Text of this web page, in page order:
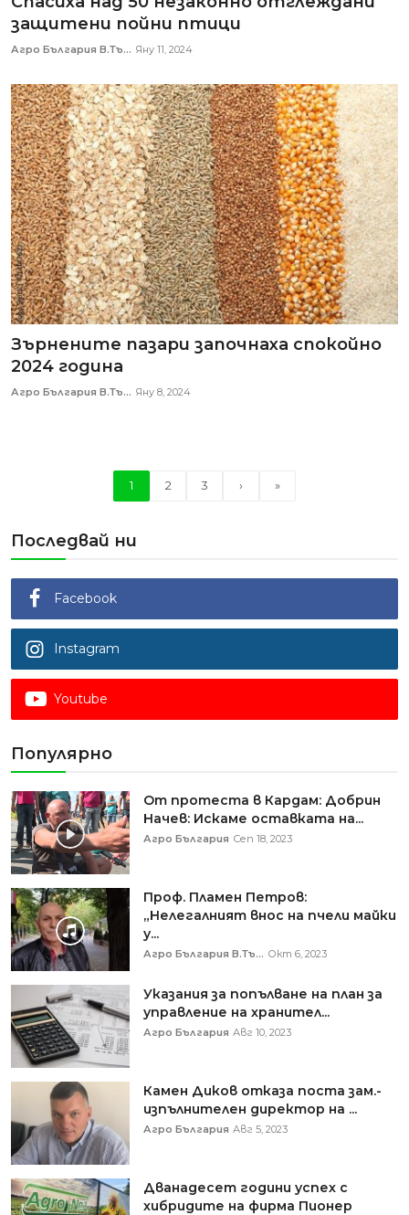
защитени пойни птици
Агро България В.Тъ... Яну 11, 2024
Зърнените пазари започнаха спокойно
2024 година
Агро България В.Тъ... Яну 8, 2024
1 2 3 › »
Последвай ни
Facebook
Instagram
Youtube
Популярно
От протеста в Кардам: Добрин
Начев: Искаме оставката на...
Агро България Сеп 18, 2023
Проф. Пламен Петров:
„Нелегалният внос на пчели майки
у...
Агро България В.Тъ... Окт 6, 2023
Указания за попълване на план за
управление на хранител...
Агро България Авг 10, 2023
Камен Диков отказа поста зам.-
изпълнителен директор на ...
Агро България Авг 5, 2023
Дванадесет години успех с
хибридите на фирма Пионер